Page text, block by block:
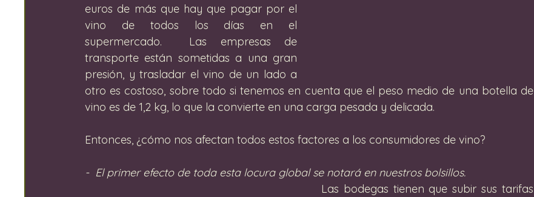
euros de más que hay que pagar por el
vino de todos los días en el
supermercado.  Las empresas de
transporte están sometidas a una gran
presión, y trasladar el vino de un lado a
otro es costoso, sobre todo si tenemos en cuenta que el peso medio de una botella de
vino es de 1,2 kg, lo que la convierte en una carga pesada y delicada.
Entonces, ¿cómo nos afectan todos estos factores a los consumidores de vino?
-  El primer efecto de toda esta locura global se notará en nuestros bolsillos.
Las bodegas tienen que subir sus tarifas